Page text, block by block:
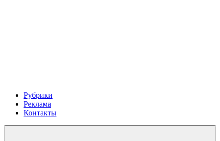
Рубрики
Реклама
Контакты